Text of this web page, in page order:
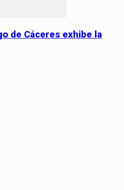
de Cáceres exhibe la